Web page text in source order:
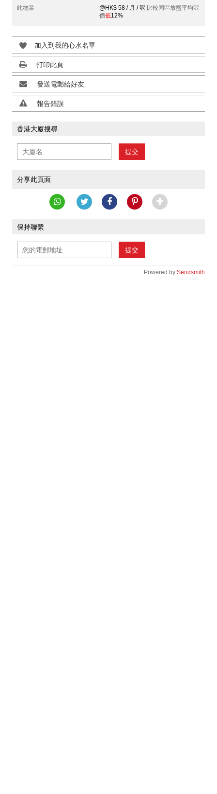
此物業
@HK$ 58 / 月 / 呎 比較同區放盤平均呎
價低12%
加入到我的心水名單
打印此頁
發送電郵給好友
報告錯誤
香港大廈搜尋
提交
分享此頁面
保持聯繫
提交
Powered by Sendsmith